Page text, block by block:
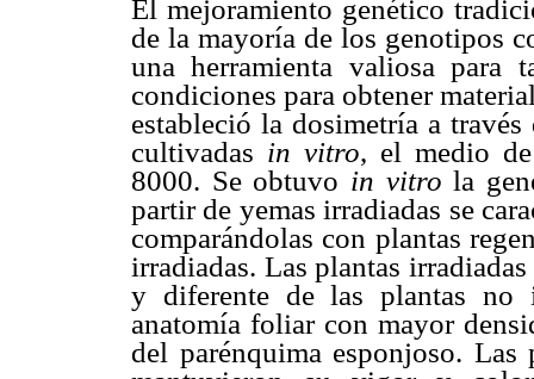
El mejoramiento genético
de la mayoría de los genotipos
una herramienta valiosa para
condiciones para obtener
estableció la dosimetría a
cultivadas in vitro, el medio
8000. Se obtuvo in vitrola
partir de yemas irradiadas se
comparándolas con plantas
irradiadas. Las plantas
y diferente de las plantas no
anatomía foliar con mayor
del parénquima esponjoso. Las